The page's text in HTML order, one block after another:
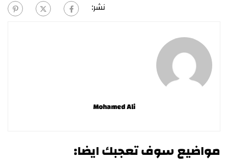
نشر:
Mohamed Ali
مواضيع سوف تعجبك ايضا: